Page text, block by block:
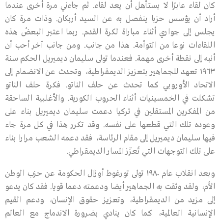
كان لقاء عابرًا لا يستأهل أن يعد لقاء. ثم جاءني مرة أخرى عندما
أراد أن يؤسس حزبا ينفصل به عن السيد أربكان. وذات مرة كان
يجلس إلى جواري أثناء مباراة لكرة القدم. ربما اعتبر البعضُ هذه
اللقاءات نوعا من التوأمة. هذا من جانب. ومن جانب آخر أحب أن
أنبه إلى نقطة أخرى مهمة. فعندما تولى سليمان ديميريل الحكم سنة
١٩٦٣ تعهد للجماهير بتعزيز الديمقراطية، وتحدث عن الانضمام إلى
الاتحاد الأوروبي كما تحدث عن حلف الناتو. فكرة حلف الناتو
تشكلت في الخمسينيات أثناء الحروب الكورية. والأغلبية الساحقة
من المفكرين المستقلين في تركيا دعمت سليمان ديميريل بناء على
وعوده تلك التي قطعها على نفسه. وقد تكرر هذا في كل مرة جاء
فيها سليمان ديميريل إلى مقام الرئاسة، فقد دعمه الشعب مرارا بناء
على تلك التوجهات التي تُعزّز المسار الديمقراطي.
وبعد انقلاب عام ١٩٨٠ تولى تورغوط أوزال الحكومة عن حزب الوطن
الأم، ولقد وثقت به الجماهير أيضا ودعمته دعما قويا. فقد كان يدعو
إلى مزيد من الديمقراطية، وتعزيز حقوق الإنسان، ودعم القيم
الإنسانية العالمية، كما كان ينادي بضرورة الاندماج مع العالم